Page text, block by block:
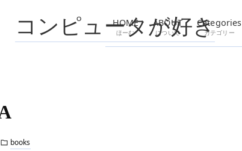
コンピュータが好き
HOME
ほーむ
ABOUT
について
Categories
カテゴリー
books